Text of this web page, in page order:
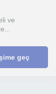
ve
geç